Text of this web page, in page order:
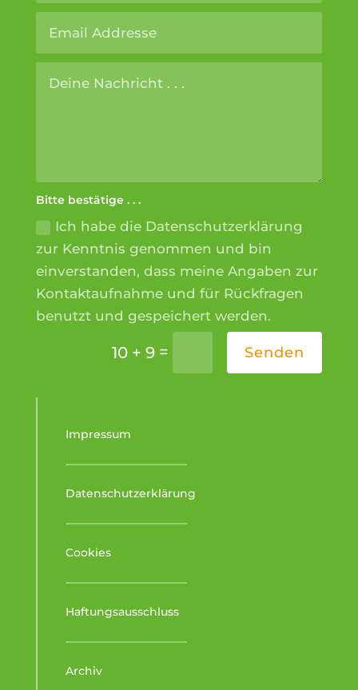
Bitte bestätige . . .
Ich habe die Datenschutzerklärung
zur Kenntnis genommen und bin
einverstanden, dass meine Angaben zur
Kontaktaufnahme und für Rückfragen
benutzt und gespeichert werden.
10 + 9 = Senden
Impressum
-–––––––––––––––––––––
Datenschutzerklärung
-–––––––––––––––––––––
Cookies
-–––––––––––––––––––––
Haftungsausschluss
-–––––––––––––––––––––
Archiv